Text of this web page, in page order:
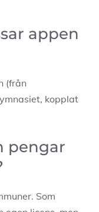
appen
(från
kopplat
pengar
Som